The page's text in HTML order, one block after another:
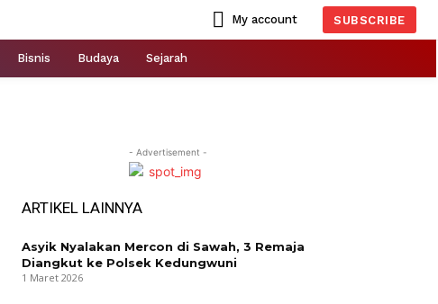
My account SUBSCRIBE
Bisnis Budaya Sejarah
- Advertisement -
ARTIKEL LAINNYA
Asyik Nyalakan Mercon di Sawah, 3 Remaja
Diangkut ke Polsek Kedungwuni
1 Maret 2026